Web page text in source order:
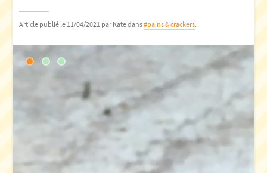
Article publié le 11/04/2021 par Katedans#pains & crackers.